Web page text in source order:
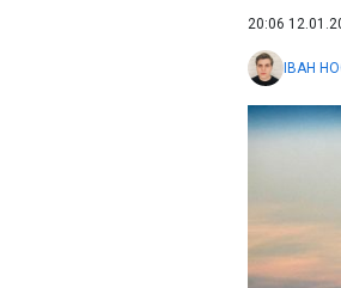
20:06
ІВАН